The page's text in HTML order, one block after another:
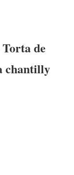
de
chantilly